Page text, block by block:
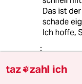
Das ist
schade
Ich hoffe,
S
taz zahl ich